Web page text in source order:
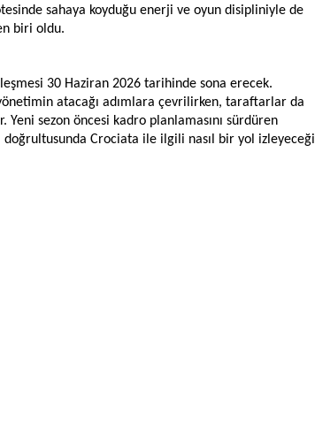
sahaya koyduğu enerji ve oyun disipliniyle de
biri oldu.
30 Haziran 2026 tarihinde sona erecek.
atacağı adımlara çevrilirken, taraftarlar da
Yeni sezon öncesi kadro planlamasını sürdüren
Crociata ile ilgili nasıl bir yol izleyeceği